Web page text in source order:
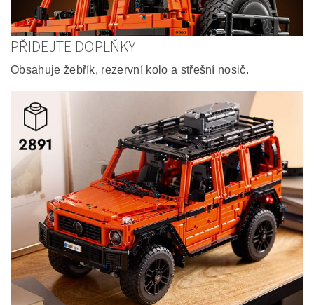
PŘIDEJTE DOPLŇKY
Obsahuje žebřík, rezervní kolo a střešní nosič.